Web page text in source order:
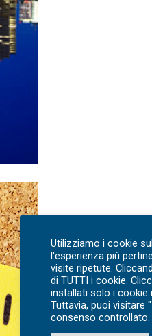
Utilizziamo i cookie
l'esperienza più
visite ripetute.
di TUTTI i cookie.
installati solo i cookie
Tuttavia, puoi visitare
consenso controllato.